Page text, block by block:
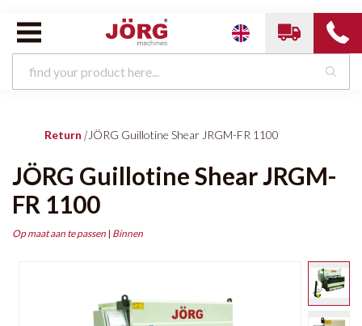
Return | JÖRG Guillotine Shear JRGM-FR 1100
JÖRG Guillotine Shear JRGM-
FR 1100
Op maat aan te passen | Binnen